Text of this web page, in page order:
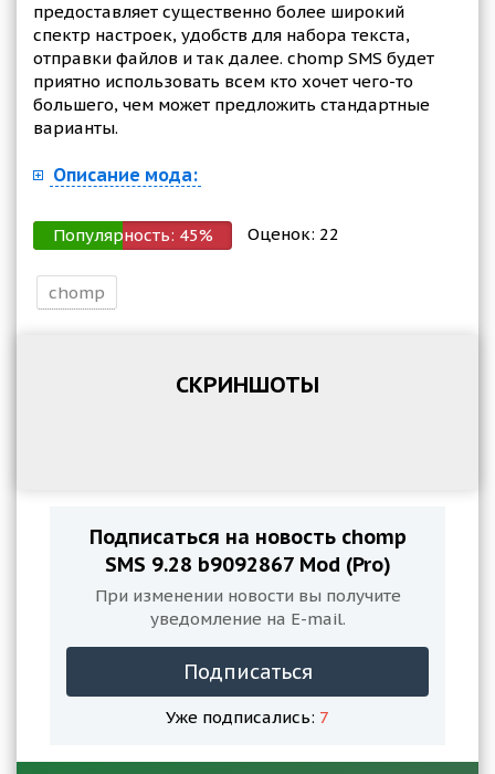
предоставляет существенно более широкий
спектр настроек, удобств для набора текста,
отправки файлов и так далее. chomp SMS будет
приятно использовать всем кто хочет чего-то
большего, чем может предложить стандартные
варианты.
Описание мода:
Популярность: 45% Оценок: 22
chomp
СКРИНШОТЫ
Подписаться на новость chomp
SMS 9.28 b9092867 Mod (Pro)
При изменении новости вы получите
уведомление на E-mail.
Подписаться
Уже подписались: 7